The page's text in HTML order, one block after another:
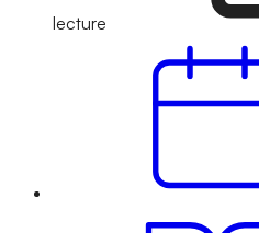
lecture